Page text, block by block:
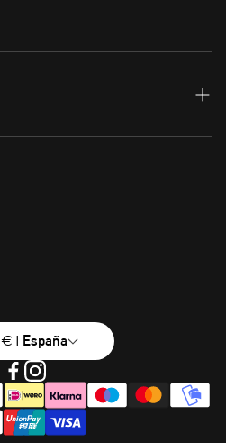
EUR € | España